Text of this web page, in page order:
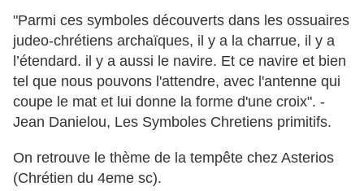
"Parmi ces symboles découverts dans les ossuaires
judeo-chrétiens archaïques, il y a la charrue, il y a
l’étendard. il y a aussi le navire. Et ce navire et bien
tel que nous pouvons l'attendre, avec l'antenne qui
coupe le mat et lui donne la forme d'une croix". -
Jean Danielou, Les Symboles Chretiens primitifs.
On retrouve le thème de la tempête chez Asterios
(Chrétien du 4eme sc).